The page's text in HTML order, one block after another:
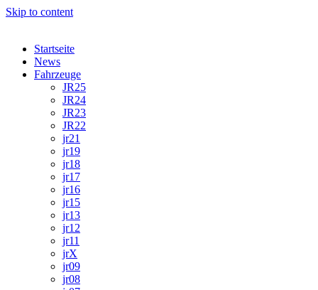
Skip to content
Startseite
News
Fahrzeuge
JR25
JR24
JR23
JR22
jr21
jr19
jr18
jr17
jr16
jr15
jr13
jr12
jr11
jrX
jr09
jr08